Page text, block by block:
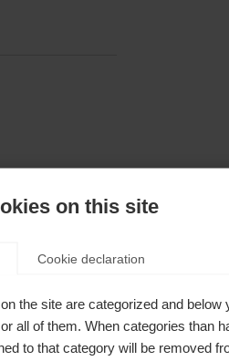
on this site
Cookie declaration
the site are categorized and
all of them. When categories than
to that category will be removed